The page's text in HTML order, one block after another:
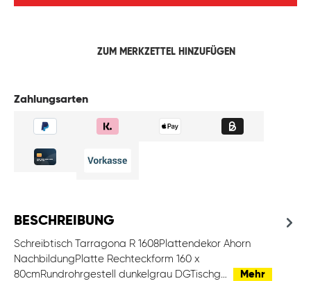
ZUM MERKZETTEL HINZUFÜGEN
Zahlungsarten
BESCHREIBUNG
Schreibtisch Tarragona R 1608Plattendekor Ahorn
NachbildungPlatte Rechteckform 160 x
80cmRundrohrgestell dunkelgrau DGTischg…
Mehr